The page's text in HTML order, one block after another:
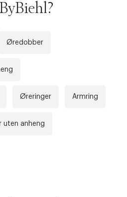
Øredobber
Øreringer Armring
uten anheng